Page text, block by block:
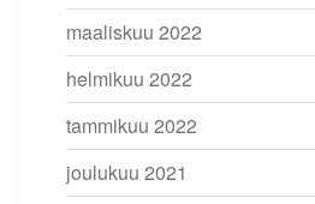
maaliskuu 2022
helmikuu 2022
tammikuu 2022
joulukuu 2021